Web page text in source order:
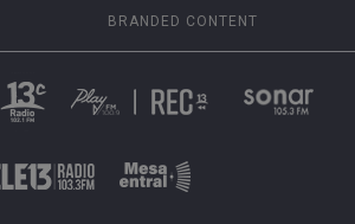
BRANDED CONTENT